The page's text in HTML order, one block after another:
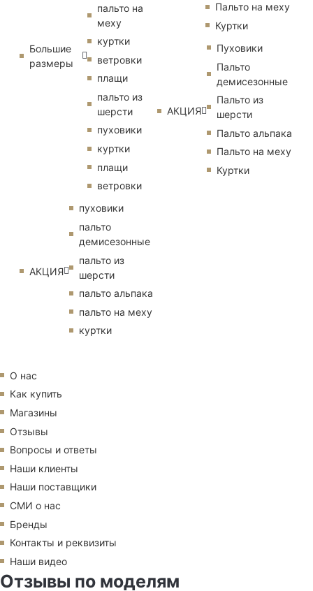
Большие
размеры
пальто на
меху
куртки
ветровки
плащи
пальто из
шерсти
пуховики
куртки
плащи
ветровки
АКЦИЯ
пуховики
пальто
демисезонные
пальто из
шерсти
пальто альпака
пальто на меху
куртки
Пальто на меху
Куртки
АКЦИЯ
Пуховики
Пальто
демисезонные
Пальто из
шерсти
Пальто альпака
Пальто на меху
Куртки
О нас
Как купить
Магазины
Отзывы
Вопросы и ответы
Наши клиенты
Наши поставщики
СМИ о нас
Бренды
Контакты и реквизиты
Наши видео
Отзывы по моделям